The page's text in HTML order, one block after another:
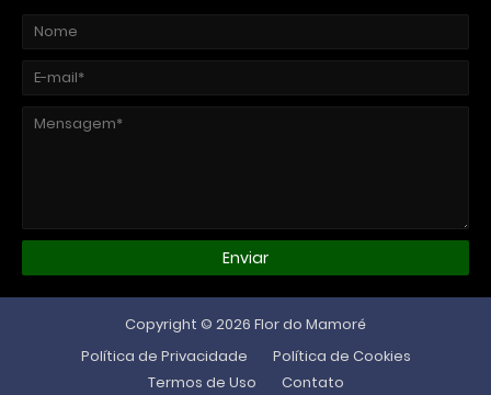
Copyright © 2026 Flor do Mamoré
Política de Privacidade
Política de Cookies
Termos de Uso
Contato